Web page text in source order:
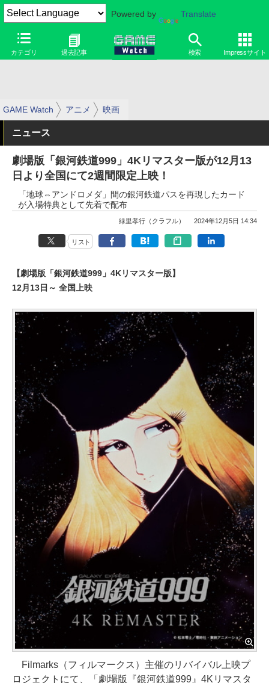
Powered by Translate
カテゴリ 過去記事 検索 Impressサイト
GAME Watch アニメ 映画
ニュース
劇場版「銀河鉄道999」4Kリマスター版が12月13
日より全国にて2週間限定上映！
「地球⇔アンドロメダ」間の銀河鉄道パスを再現したカード
が入場特典として先着で配布
緑里孝行（クラフル） 2024年12月5日 14:34
リスト
【劇場版「銀河鉄道999」4Kリマスター版】
12月13日～ 全国上映
Filmarks（フィルマークス）主催のリバイバル上映プ
ロジェクトにて、「劇場版『銀河鉄道999』4Kリマスタ